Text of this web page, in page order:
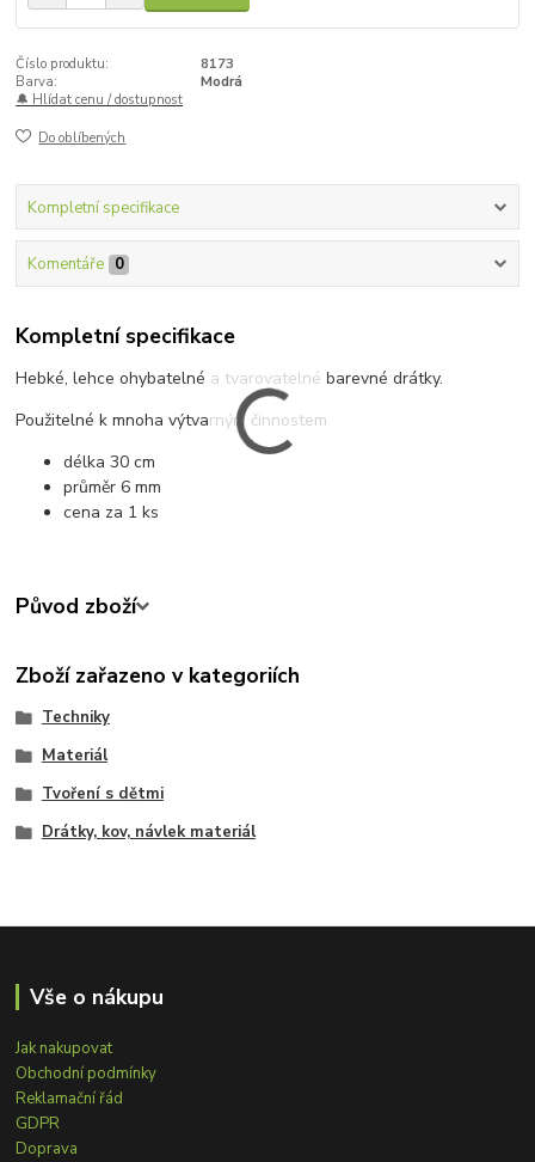
Číslo produktu:
8173
Barva:
Modrá
🔔 Hlídat cenu / dostupnost
Do oblíbených
Kompletní specifikace
Komentáře 0
Kompletní specifikace
Hebké, lehce ohybatelné a tvarovatelné barevné drátky.
Použitelné k mnoha výtvarným činnostem
délka 30 cm
průměr 6 mm
cena za 1 ks
Původ zboží
Zboží zařazeno v kategoriích
Techniky
Materiál
Tvoření s dětmi
Drátky, kov, návlek materiál
Vše o nákupu
Jak nakupovat
Obchodní podmínky
Reklamační řád
GDPR
Doprava